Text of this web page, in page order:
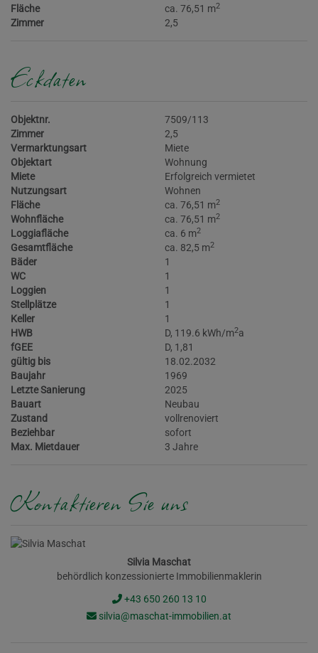
Fläche
ca. 76,51 m2
Zimmer 2,5
Eckdaten
Objektnr.
7509/113
Zimmer
2,5
Vermarktungsart
Miete
Objektart
Wohnung
Miete
Erfolgreich vermietet
Nutzungsart
Wohnen
Fläche
ca. 76,51 m2
Wohnfläche ca. 76,51 m2
Loggiafläche ca. 6 m2
Gesamtfläche ca. 82,5 m2
Bäder
1
WC
1
Loggien
1
Stellplätze
1
Keller
1
HWB
D, 119.6 kWh/m2a
fGEE
D, 1,81
gültig bis
18.02.2032
Baujahr
1969
Letzte Sanierung
2025
Bauart
Neubau
Zustand
vollrenoviert
Beziehbar
sofort
Max. Mietdauer
3 Jahre
Kontaktieren Sie uns
Silvia Maschat
behördlich konzessionierte Immobilienmaklerin
+43 650 260 13 10
silvia@maschat-immobilien.at